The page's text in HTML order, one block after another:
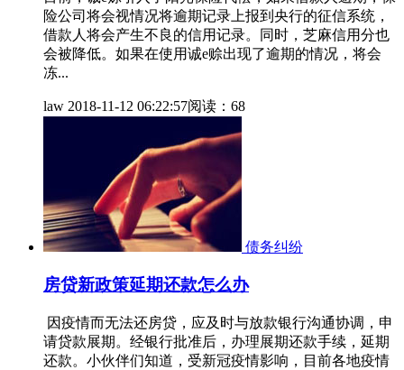
险公司将会视情况将逾期记录上报到央行的征信系统，
借款人将会产生不良的信用记录。同时，芝麻信用分也
会被降低。如果在使用诚e赊出现了逾期的情况，将会
冻...
law 2018-11-12 06:22:57阅读：68
债务纠纷
房贷新政策延期还款怎么办
因疫情而无法还房贷，应及时与放款银行沟通协调，申
请贷款展期。经银行批准后，办理展期还款手续，延期
还款。小伙伴们知道，受新冠疫情影响，目前各地疫情